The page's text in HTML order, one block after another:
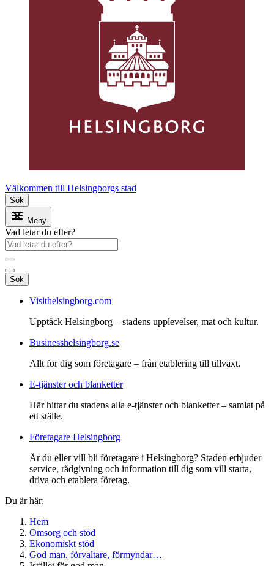
Välkommen till Helsingborgs stad
Sök
Meny
Vad letar du efter?
Sök
Visithelsingborg.com
Upptäck Helsingborg – stadens upplevelser, mat och kultur.
Businesshelsingborg.se
Allt för dig som företagare – från etablering till tillväxt.
E-tjänster och blanketter
Här hittar du stadens alla e-tjänster och blanketter – samlat på
ett ställe.
Företagare Helsingborg
Är du eller vill bli företagare i Helsingborg? Staden erbjuder
service, rådgivning och information till dig som vill starta,
driva och etablera företag.
Du är här:
Hem
Omsorg och stöd
Ekonomiskt stöd
God man, förvaltare, förmyndar…